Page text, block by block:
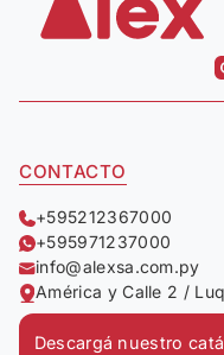
CONTACTO
+595212367000
+595971237000
info@alexsa.com.py
América y Calle 2 /
Descargá nuestro